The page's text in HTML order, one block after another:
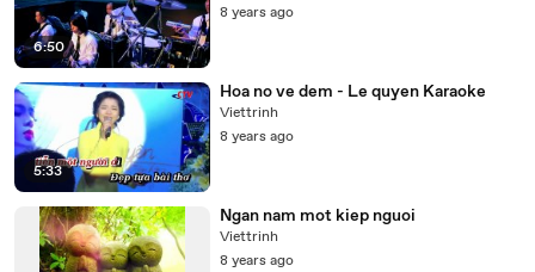
6:50
8 years ago
5:33
Hoa no ve dem - Le quyen Karaoke
Viettrinh
8 years ago
Ngan nam mot kiep nguoi
Viettrinh
8 years ago